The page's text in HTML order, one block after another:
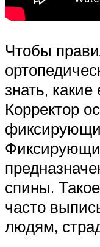
Чтобы
знать,
Корректор
спины.
часто
людям,